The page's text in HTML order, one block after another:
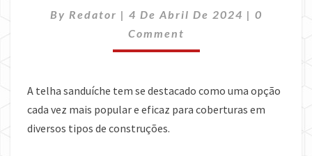
AS
RECOMENDAÇÕES?
By Redator | 4 De Abril De 2024 | 0
Comment
A telha sanduíche tem se destacado como uma opção
cada vez mais popular e eficaz para coberturas em
diversos tipos de construções.